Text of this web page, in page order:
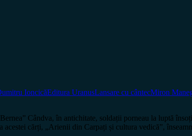
IoncicăEditura UranusLansare cu cântecMiron
Cândva, în antichitate, soldații porneau la luptă
acestei cărți, „Arienii din Carpați și cultura vedică”,